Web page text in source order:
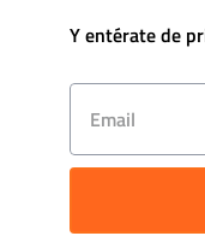
Y entérate de